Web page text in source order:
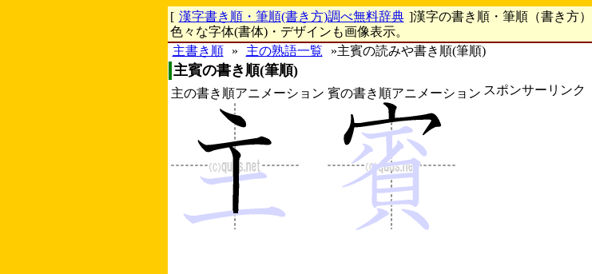
[ 漢字書き順・筆順(書き方)調べ無料辞典 ]漢字の書き順・筆順（書き方
色々な字体(書体)・デザインも画像表示。
主書き順
» 主の熟語一覧 »主賓の読みや書き順(筆順)
主賓の書き順(筆順)
主の書き順アニメーション 賓の書き順アニメーション スポンサーリンク